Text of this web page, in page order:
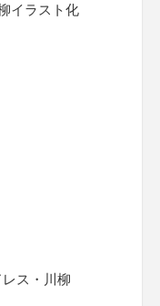
イラスト化
ス・川柳